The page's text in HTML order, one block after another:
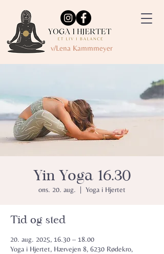
v/Lena Kammmeyer
Yin Yoga 16.30
ons. 20. aug. Yoga i Hjertet
Tid og sted
20. aug. 2025, 16.30 – 18.00
Yoga i Hjertet, Hærvejen 8, 6230 Rødekro,